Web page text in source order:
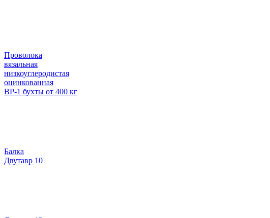
Проволока
вязальная
низкоуглеродистая
оцинкованная
ВР-1 бухты от 400 кг
Балка
Двутавр 10